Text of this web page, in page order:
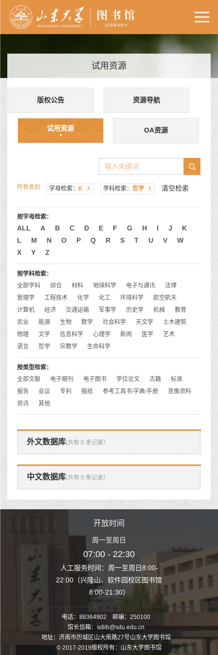
试用资源
版权公告 资源导航
试用资源 OA资源
所有类别 字母检索： K X 学科检索： 哲学 X 清空检索
按字母检索：
ALL A B C D E F G H I J
K
L
M N O P Q R S T U V
W
X
Y Z
按学科检索：
全部学科
综合 材料 地球科学 电子与通讯
法律
管理学
工程技术 化学 化工 环境科学
航空航天
计算机
经济 交通运输 军事学 历史学 机械
教育
农业
能源 生物 数学 社会科学 天文学
土木建筑
物理
文学 信息科学 心理学 新闻 医学
艺术
语言
哲学 宗教学 生命科学
按类型检索：
全部文献
电子期刊 电子图书 学位论文 古籍
标准
报告
会议 专利 报纸 参考工具书/字典/手册
音像资料
资讯
其他
外文数据库(共有 0 条记录）
中文数据库(共有 0 条记录）
至周日8:00-
园校区图书馆
开放时间
周一至周日
07:00 - 22:30
人工服务时间：周一至周日8:00-
22:00（兴隆山、软件园校区图书馆
8:00-21:30）
人工服务时间
22:00（兴隆山
电话：88364902 邮编：250100
馆长信箱：sdlib@sdu.edu.cn
地址：济南市历城区山大南路27号山东大学图书馆
© 2017-2019版权所有：山东大学图书馆